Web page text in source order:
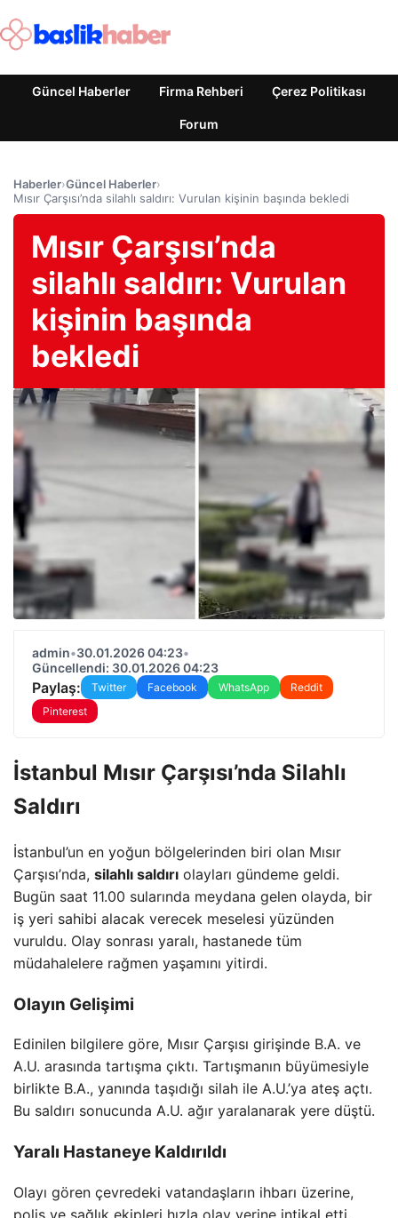
Güncel Haberler Firma Rehberi Çerez Politikası
Forum
Haberler›Güncel Haberler›
Mısır Çarşısı’nda silahlı saldırı: Vurulan kişinin başında bekledi
Mısır Çarşısı’nda
silahlı saldırı: Vurulan
kişinin başında
bekledi
admin•30.01.2026 04:23•
Güncellendi: 30.01.2026 04:23
Paylaş: Twitter Facebook WhatsApp
Reddit
Pinterest
İstanbul Mısır Çarşısı’nda Silahlı
Saldırı
İstanbul’un en yoğun bölgelerinden biri olan Mısır
Çarşısı’nda, silahlı saldırı olayları gündeme geldi.
Bugün saat 11.00 sularında meydana gelen olayda, bir
iş yeri sahibi alacak verecek meselesi yüzünden
vuruldu. Olay sonrası yaralı, hastanede tüm
müdahalelere rağmen yaşamını yitirdi.
Olayın Gelişimi
Edinilen bilgilere göre, Mısır Çarşısı girişinde B.A. ve
A.U. arasında tartışma çıktı. Tartışmanın büyümesiyle
birlikte B.A., yanında taşıdığı silah ile A.U.’ya ateş açtı.
Bu saldırı sonucunda A.U. ağır yaralanarak yere düştü.
Yaralı Hastaneye Kaldırıldı
Olayı gören çevredeki vatandaşların ihbarı üzerine,
polis ve sağlık ekipleri hızla olay yerine intikal etti.